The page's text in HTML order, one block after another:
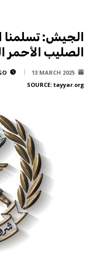
الجيش:
الصليب الأحمر
13 MARCH 2025
SOURCE: tayyar.org